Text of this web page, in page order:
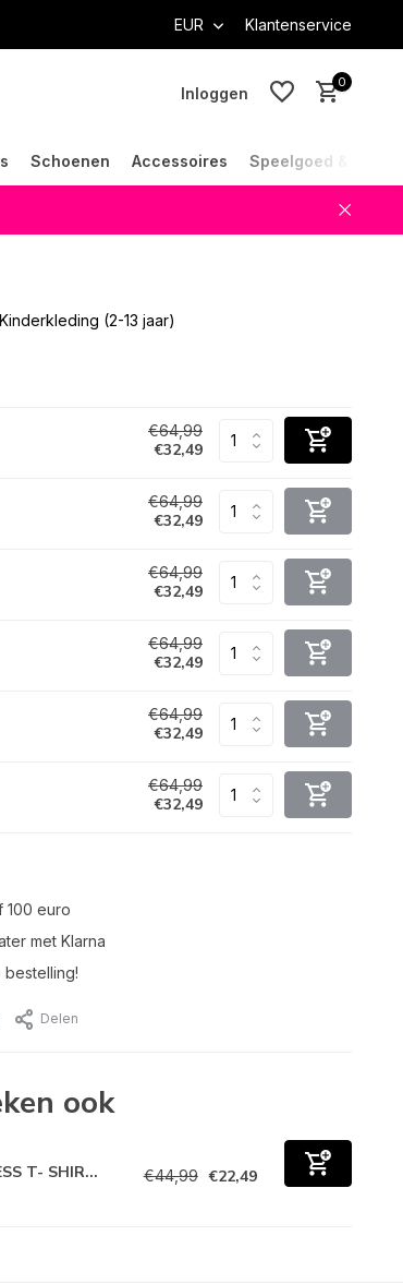
EUR Klantenservice
Inloggen
0
Schoenen Accessoires Speelgoed &
(2-13 jaar)
€64,99
€32,49
€64,99
€32,49
€64,99
€32,49
€64,99
€32,49
€64,99
€32,49
€64,99
€32,49
100 euro
met Klarna
Delen
ook
T- SHIR... €44,99 €22,49